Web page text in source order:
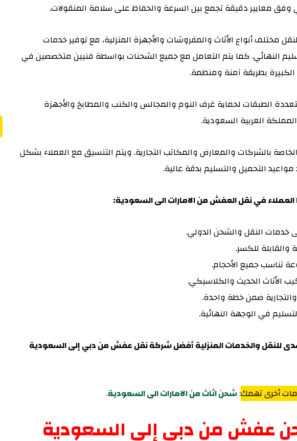
وفق معايير دقيقة تجمع بين السرعة والحفاظ على سلامة المنقولات.
مختلف أنواع الأثاث والمفروشات والأجهزة المنزلية، مع توفير خدمات
النهائي. كما يتم التعامل مع جميع الشحنات بواسطة فنيين متخصصين في
بطريقة آمنة ومنظمة.
الطبقات لحماية غرف النوم والمجالس والكنب والمطابخ والأجهزة
العربية السعودية.
بالشركات والمعارض والمكاتب التجارية. ويتم التنسيق مع العملاء بشكل
التحميل والتسليم بدقة عالية.
العملاء في نقل العفش من الامارات الى السعودية:
النقل والشحن الدولي.
للكسر.
تناسب جميع الأحجام.
الحديث والكلاسيكي.
ضمن خطة واحدة.
في الوجهة النهائية.
للنقل والخدمات المنزلية أفضل شركة نقل عفش من دبي إلى السعودية
أخرى تهمك:شحن اثاث من الامارات الى السعودية.
عفش من دبي إلى السعودية